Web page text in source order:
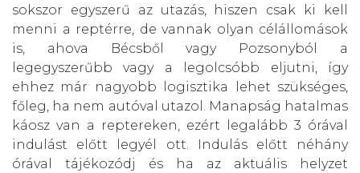
sokszor egyszerű az utazás, hiszen csak ki kell
menni a reptérre, de vannak olyan célállomások
is, ahova Bécsből vagy Pozsonyból a
legegyszerűbb vagy a legolcsóbb eljutni, így
ehhez már nagyobb logisztika lehet szükséges,
főleg, ha nem autóval utazol. Manapság hatalmas
káosz van a reptereken, ezért legalább 3 órával
indulást előtt legyél ott. Indulás előtt néhány
órával tájékozódj és ha az aktuális helyzet